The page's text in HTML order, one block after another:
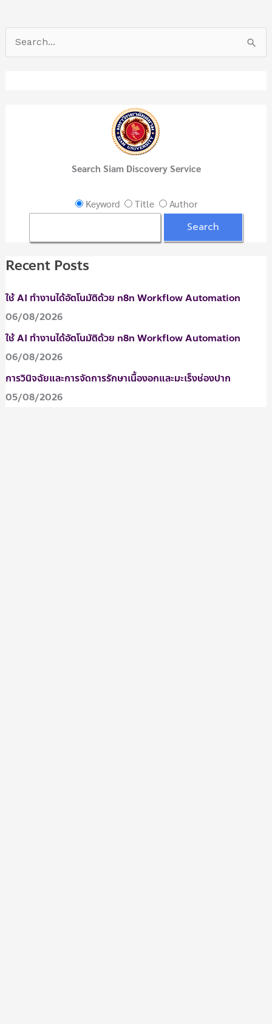
e
Search Siam Discovery Service
Keyword Title Author
Recent Posts
ใช้ AI ทำงานได้อัตโนมัติด้วย n8n Workflow Automation
06/08/2026
ใช้ AI ทำงานได้อัตโนมัติด้วย n8n Workflow Automation
06/08/2026
การวินิจฉัยและการจัดการรักษาเนื้องอกและมะเร็งช่องปาก
05/08/2026